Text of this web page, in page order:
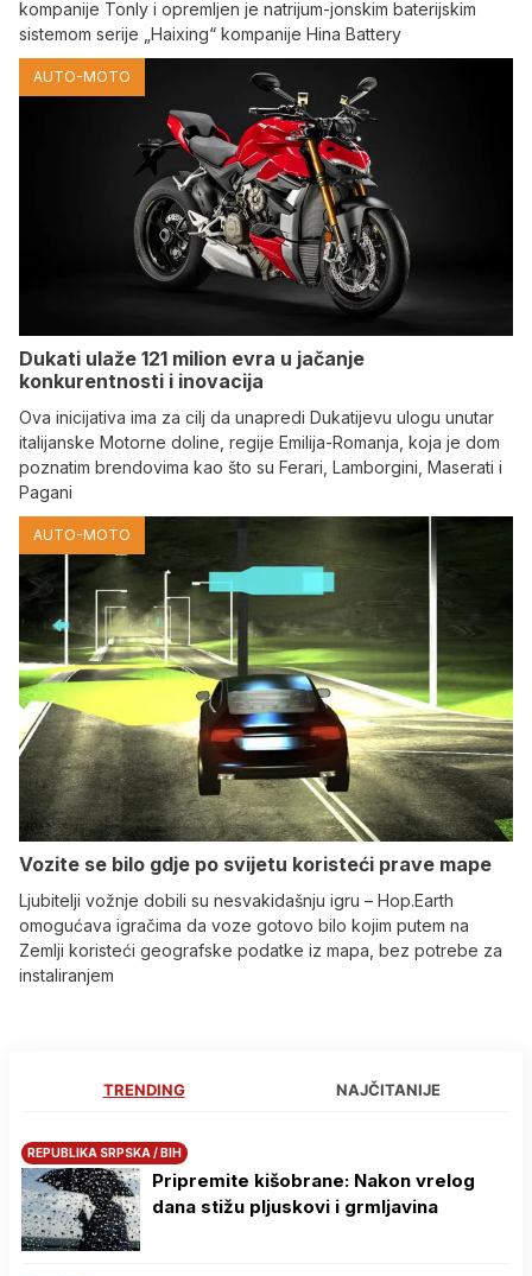
kompanije Tonly i opremljen je natrijum-jonskim baterijskim
sistemom serije „Haixing“ kompanije Hina Battery
AUTO-MOTO
Dukati ulaže 121 milion evra u jačanje
konkurentnosti i inovacija
Ova inicijativa ima za cilj da unapredi Dukatijevu ulogu unutar
italijanske Motorne doline, regije Emilija-Romanja, koja je dom
poznatim brendovima kao što su Ferari, Lamborgini, Maserati i
Pagani
AUTO-MOTO
Vozite se bilo gdje po svijetu koristeći prave mape
Ljubitelji vožnje dobili su nesvakidašnju igru – Hop.Earth
omogućava igračima da voze gotovo bilo kojim putem na
Zemlji koristeći geografske podatke iz mapa, bez potrebe za
instaliranjem
TRENDING NAJČITANIJE
REPUBLIKA SRPSKA / BIH
Pripremite kišobrane: Nakon vrelog
dana stižu pljuskovi i grmljavina